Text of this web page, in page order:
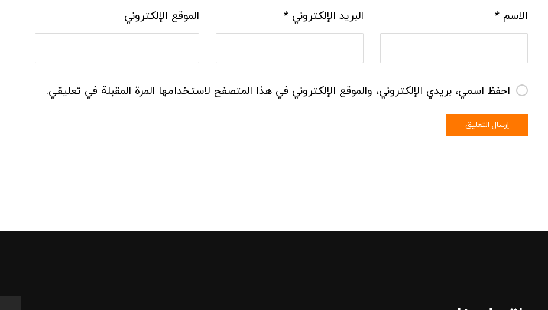
الاسم * البريد الإلكتروني * الموقع الإلكتروني
احفظ اسمي، بريدي الإلكتروني، والموقع الإلكتروني في هذا المتصفح لاستخدامها المرة المقبلة في تعليقي.
إرسال التعليق